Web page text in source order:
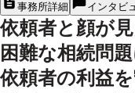
事務所詳細 インタビ
依頼者と顔が
困難な相続問
依頼者の利益